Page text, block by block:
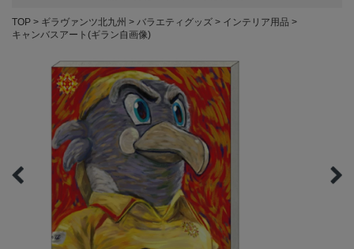
TOP ギラヴァンツ北九州 バラエティグッズ
インテリア用品
キャンバスアート(ギラン自画像)